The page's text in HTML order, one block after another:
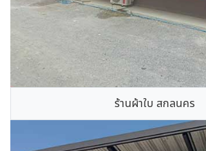
ร้านผ้าใบ สกลนคร